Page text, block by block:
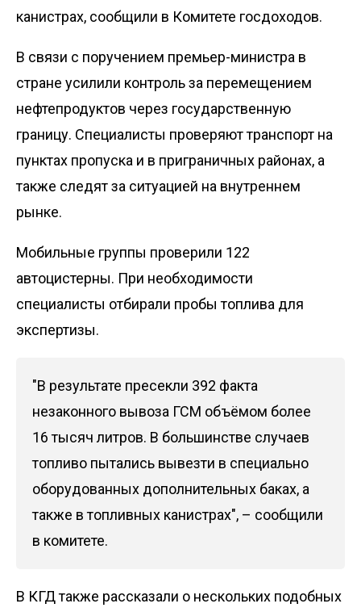
канистрах, сообщили в Комитете госдоходов.
В связи с поручением премьер-министра в
стране усилили контроль за перемещением
нефтепродуктов через государственную
границу. Специалисты проверяют транспорт на
пунктах пропуска и в приграничных районах, а
также следят за ситуацией на внутреннем
рынке.
Мобильные группы проверили 122
автоцистерны. При необходимости
специалисты отбирали пробы топлива для
экспертизы.
"В результате пресекли 392 факта
незаконного вывоза ГСМ объёмом более
16 тысяч литров. В большинстве случаев
топливо пытались вывезти в специально
оборудованных дополнительных баках, а
также в топливных канистрах", – сообщили
в комитете.
В КГД также рассказали о нескольких подобных